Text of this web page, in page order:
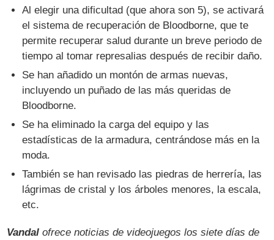
Al elegir una dificultad (que ahora son 5), se activará
el sistema de recuperación de Bloodborne, que te
permite recuperar salud durante un breve periodo de
tiempo al tomar represalias después de recibir daño.
Se han añadido un montón de armas nuevas,
incluyendo un puñado de las más queridas de
Bloodborne.
Se ha eliminado la carga del equipo y las
estadísticas de la armadura, centrándose más en la
moda.
También se han revisado las piedras de herrería, las
lágrimas de cristal y los árboles menores, la escala,
etc.
Vandal ofrece noticias de videojuegos los siete días de